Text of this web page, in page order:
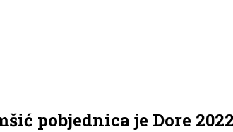
pobjednica je Dore